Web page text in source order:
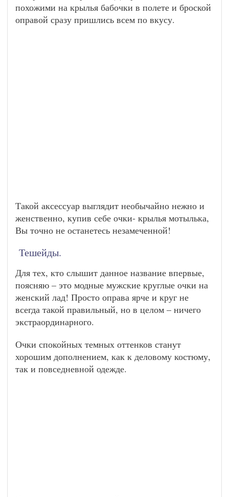
похожими на крылья бабочки в полете и броской
оправой сразу пришлись всем по вкусу.
Такой аксессуар выглядит необычайно нежно и
женственно, купив себе очки- крылья мотылька,
Вы точно не останетесь незамеченной!
Тешейды.
Для тех, кто слышит данное название впервые,
поясняю – это модные мужские круглые очки на
женский лад! Просто оправа ярче и круг не
всегда такой правильный, но в целом – ничего
экстраординарного.
Очки спокойных темных оттенков станут
хорошим дополнением, как к деловому костюму,
так и повседневной одежде.